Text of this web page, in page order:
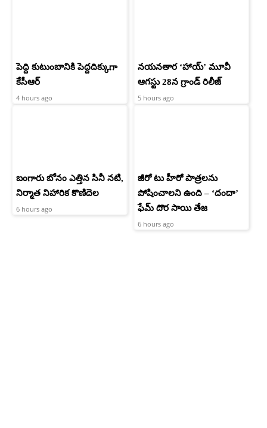
పెద్ది కుటుంబానికి పెద్దదిక్కుగా
కేసీఆర్
4 hours ago
నయనతార ‘హాయ్’ మూవీ
ఆగస్టు 28న గ్రాండ్ రిలీజ్
5 hours ago
బంగారు బోనం ఎత్తిన సినీ నటి,
నిర్మాత నిహారిక కొణిదెల
6 hours ago
జీరో టు హీరో పాత్రలను
పోషించాలని ఉంది – ‘దందా’
ఫేమ్ దొర సాయి తేజ
6 hours ago